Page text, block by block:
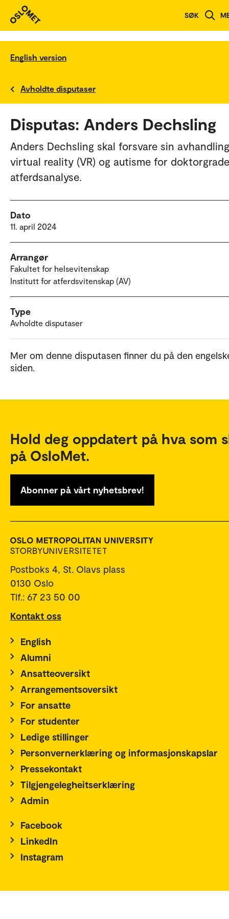
SØK
English version
Avholdte disputaser
Disputas: Anders Dechsling
Anders Dechsling skal forsvare sin
virtual reality (VR) og autisme for
atferdsanalyse.
Dato
11. april 2024
Arrangør
Fakultet for helsevitenskap
Institutt for atferdsvitenskap (AV)
Type
Avholdte disputaser
Mer om denne disputasen finner du på den
siden.
Hold deg oppdatert på hva som
på OsloMet.
Abonner på vårt nyhetsbrev!
Postboks 4, St. Olavs plass
0130 Oslo
Tlf.: 67 23 50 00
Kontakt oss
English
Alumni
Ansatteoversikt
Arrangementsoversikt
For ansatte
For studenter
Ledige stillinger
Personvernerklæring og informasjonskapslar
Pressekontakt
Tilgjengelegheitserklæring
Admin
Facebook
LinkedIn
Instagram